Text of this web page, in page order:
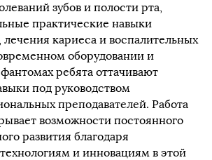
зубов и полости рта,
практические навыки
лечения кариеса и воспалительных
оборудовании и
ребята оттачивают
под руководством
преподавателей. Работа
возможности постоянного
развития благодаря
и инновациям в этой